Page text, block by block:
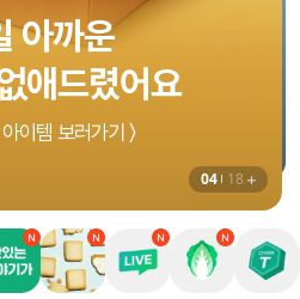
이 먹으려고
들고 대기중
에스카 플레이트 받기 〉
05 18